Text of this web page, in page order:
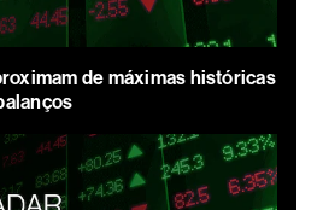
de máximas históricas